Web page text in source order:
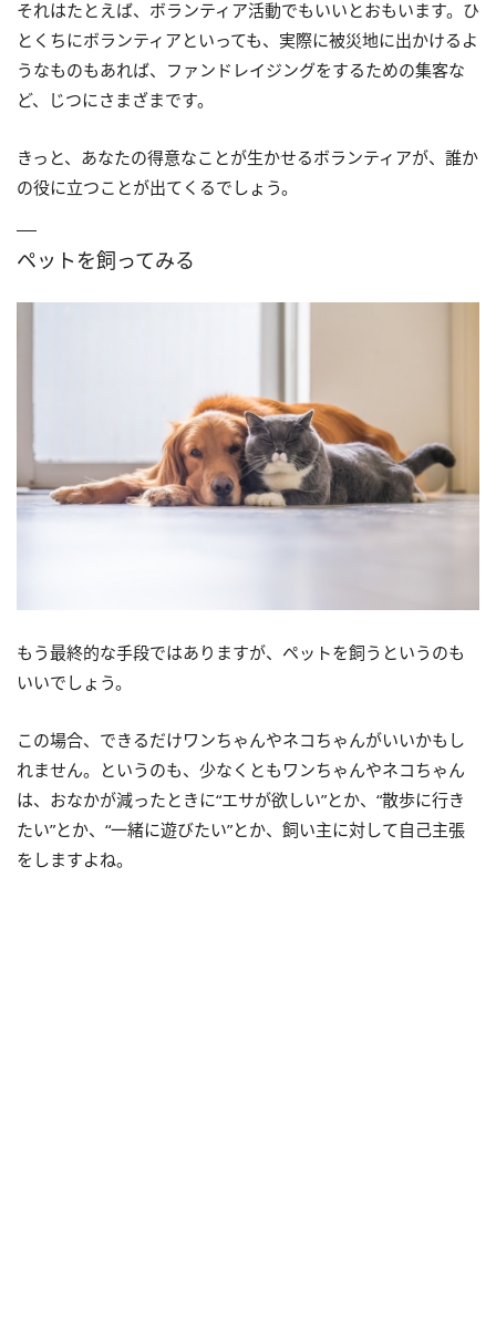
それはたとえば、ボランティア活動でもいいとおもいます。ひ
とくちにボランティアといっても、実際に被災地に出かけるよ
うなものもあれば、ファンドレイジングをするための集客な
ど、じつにさまざまです。
きっと、あなたの得意なことが生かせるボランティアが、誰か
の役に立つことが出てくるでしょう。
ペットを飼ってみる
もう最終的な手段ではありますが、ペットを飼うというのも
いいでしょう。
この場合、できるだけワンちゃんやネコちゃんがいいかもし
れません。というのも、少なくともワンちゃんやネコちゃん
は、おなかが減ったときに“エサが欲しい”とか、“散歩に行き
たい”とか、“一緒に遊びたい”とか、飼い主に対して自己主張
をしますよね。